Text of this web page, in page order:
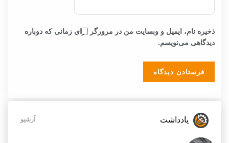
ذخیره نام، ایمیل و وبسایت من در مرورگر برای زمانی که دوباره
دیدگاهی می‌نویسم.
یادداشت آرشیو